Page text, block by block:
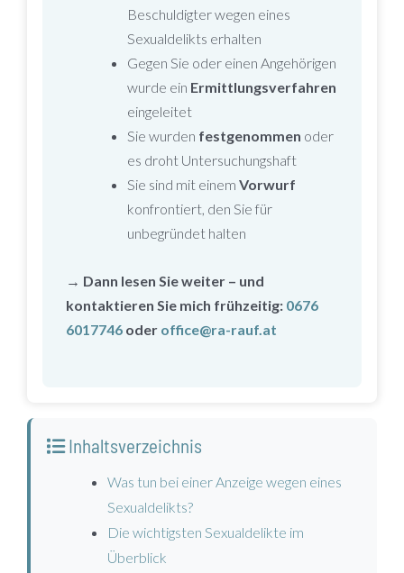
Beschuldigter wegen eines
Sexualdelikts erhalten
Gegen Sie oder einen Angehörigen
wurde ein Ermittlungsverfahren
eingeleitet
Sie wurden festgenommen oder
es droht Untersuchungshaft
Sie sind mit einem Vorwurf
konfrontiert, den Sie für
unbegründet halten
→ Dann lesen Sie weiter – und
kontaktieren Sie mich frühzeitig: 0676
6017746oder office@ra-rauf.at
Inhaltsverzeichnis
Was tun bei einer Anzeige wegen eines
Sexualdelikts?
Die wichtigsten Sexualdelikte im
Überblick